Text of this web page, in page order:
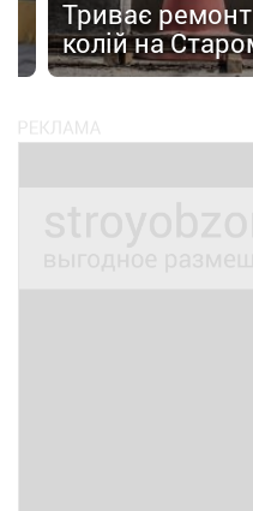
Триває
колій на